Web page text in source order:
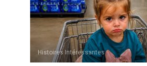
Histoires Intéressantes